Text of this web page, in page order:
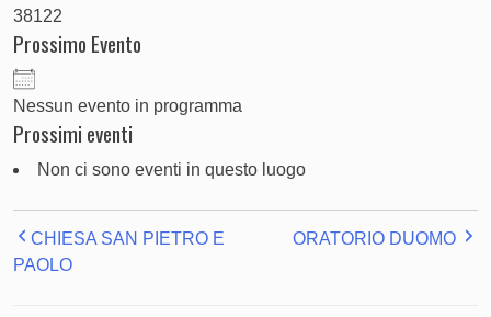
38122
Prossimo Evento
Nessun evento in programma
Prossimi eventi
Non ci sono eventi in questo luogo
CHIESA SAN PIETRO E
PAOLO
ORATORIO DUOMO